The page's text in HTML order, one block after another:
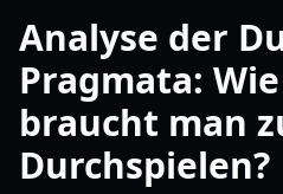
Analyse der
Pragmata:
braucht man
Durchspielen?